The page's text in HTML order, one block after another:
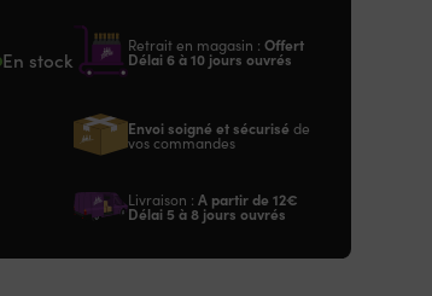
En stock
Retrait en magasin : Offert
Délai 6 à 10 jours ouvrés
Envoi soigné et sécurisé de
vos commandes
Livraison : A partir de 12€
Délai 5 à 8 jours ouvrés